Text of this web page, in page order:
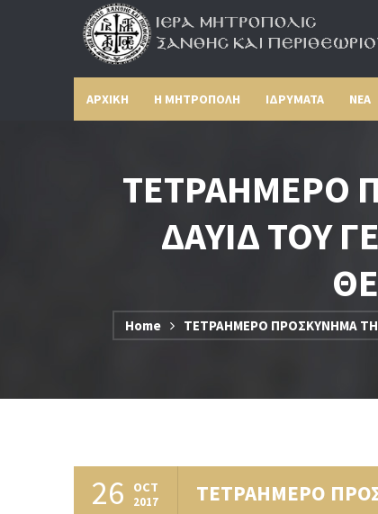
ΑΡΧΙΚΗ Η ΜΗΤΡΟΠΟΛΗ ΙΔΡΥΜΑΤΑ ΝΕΑ
ΤΕΤΡΑΗΜΕΡΟ
ΔΑΥΙΔ ΤΟΥ
Home ΤΕΤΡΑΗΜΕΡΟ ΠΡΟΣΚΥΝΗΜΑ
26 OCT
2017
ΤΕΤΡΑΗΜΕΡΟ